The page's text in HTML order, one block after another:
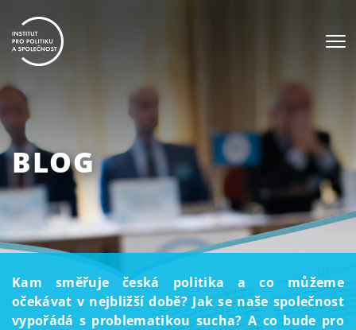
BLOG
Kam směřuje česká politika a co můžeme
očekávat v nejbližší době? Jak se naše společnost
vypořádá s problematikou sucha? A co bude pro